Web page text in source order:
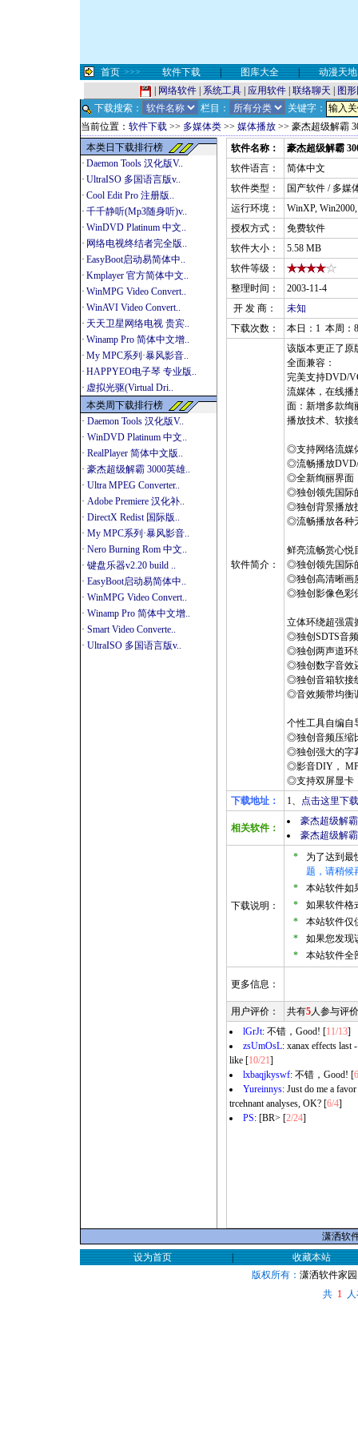
首页 >>> 软件下载 | 图库大全 |
动漫天地
网络软件 系统工具 应用软件 联络聊天
图
下载搜索：
栏目：
关键字：
当前位置： 软件下载 >> 多媒体类 >> 媒体播放 >> 豪杰超级解霸
本类日下载排行榜
· Daemon Tools 汉化版V..
· UltraISO 多国语言版v..
· Cool Edit Pro 注册版..
· 千千静听(Mp3随身听)v..
· WinDVD Platinum 中文..
· 网络电视终结者完全版..
· EasyBoot启动易简体中..
· Kmplayer 官方简体中文..
· WinMPG Video Convert..
· WinAVI Video Convert..
· 天天卫星网络电视 贵宾..
· Winamp Pro 简体中文增..
· My MPC系列·暴风影音..
· HAPPYEO电子琴 专业版..
· 虚拟光驱(Virtual Dri..
本类周下载排行榜
· Daemon Tools 汉化版V..
· WinDVD Platinum 中文..
· RealPlayer 简体中文版..
· 豪杰超级解霸 3000英雄..
· Ultra MPEG Converter..
· Adobe Premiere 汉化补..
· DirectX Redist 国际版..
· My MPC系列·暴风影音..
· Nero Burning Rom 中文..
· 键盘乐器v2.20 build ..
· EasyBoot启动易简体中..
· WinMPG Video Convert..
· Winamp Pro 简体中文增..
· Smart Video Converte..
· UltraISO 多国语言版v..
软件名称：
豪杰超级解霸
软件语言：
简体中文
软件类型：
国产软件 / 多媒
运行环境：
WinXP,
授权方式：
免费软件
软件大小：
5.58 MB
软件等级：
整理时间：
2003-11-4
开 发 商：
未知
下载次数：
本日：1 本周：
软件简介：
该版本更正了原
全面兼容：
完美支持DVD/
流媒体，在线播
面：新增多款绚
播放技术、软接
◎支持网络流媒
◎流畅播放
◎全新绚丽界面
◎独创领先国际
◎独创背景播放
◎流畅播放各种
鲜亮流畅赏心悦
◎独创领先国际
◎独创高清晰画
◎独创影像色彩
立体环绕超强震
◎独创SDTS音
◎独创两声道环
◎独创数字音效
◎独创音箱软接
◎音效频带均衡
个性工具自编自
◎独创音频压缩
◎独创强大的字
◎影音DIY，
◎支持双屏显卡
下载地址：
1、 点击这里下
相关软件：
豪杰超级解
豪杰超级解
下载说明：
*
为了达到最
题，请稍候
*
本站软件如
*
如果软件格
*
本站软件仅
*
如果您发现
*
本站软件全
更多信息：
用户评价： 共有5人参与评
lGrJt: 不错，Good! [11/13]
zsUmOsL: xanax effects last
like [10/21]
lxbaqjkyswf: 不错，Good! [
Yureinnys: Just do me a
trcehnant analyses, OK? [6/4]
PS: [BR> [2/24]
潇洒软
设为首页
|
收藏本站
版权所有： 潇洒软件家园
共